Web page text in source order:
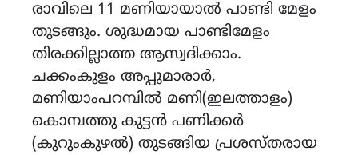
രാവിലെ 11 മണിയായാൽ പാണ്ടി മേളം
തുടങ്ങും. ശുദ്ധമായ പാണ്ടിമേളം
തിരക്കില്ലാത്ത ആസ്വദിക്കാം.
ചക്കംകുളം അപ്പുമാരാർ,
മണിയാംപറമ്പിൽ മണി(ഇലത്താളം)
കൊമ്പത്തു കുട്ടൻ പണിക്കർ
(കുറുംകുഴൽ) തുടങ്ങിയ പ്രശസ്തരായ